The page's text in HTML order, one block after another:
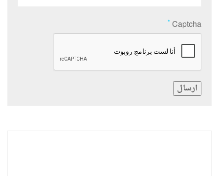
Captcha
*
ارسال